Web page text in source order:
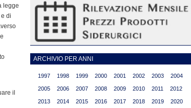
legge
di
il
ARCHIVIO PER ANNI
1997 1998 1999 2000 2001 2002 2003 2004
2005 2006 2007 2008 2009 2010 2011 2012
2013 2014 2015 2016 2017 2018 2019 2020